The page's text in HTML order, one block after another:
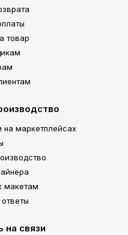
товар
маркетплейсах
макетам
на связи